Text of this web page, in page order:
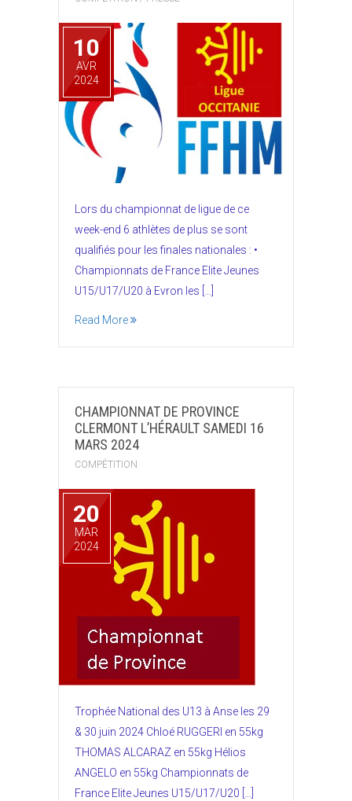
10
AVR
2024
Lors du championnat de ligue de ce
week-end 6 athlètes de plus se sont
qualifiés pour les finales nationales : •
Championnats de France Elite Jeunes
U15/U17/U20 à Evron les […]
Read More
CHAMPIONNAT DE PROVINCE
CLERMONT L’HÉRAULT SAMEDI 16
MARS 2024
COMPÉTITION
20
MAR
2024
Trophée National des U13 à Anse les 29
& 30 juin 2024 Chloé RUGGERI en 55kg
THOMAS ALCARAZ en 55kg Hélios
ANGELO en 55kg Championnats de
France Elite Jeunes U15/U17/U20 […]